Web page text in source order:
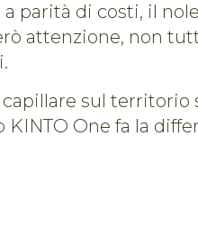
parità di costi, il
attenzione, non
sul territorio
One fa la